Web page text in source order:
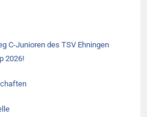
C-Junioren des TSV Ehningen
2026!